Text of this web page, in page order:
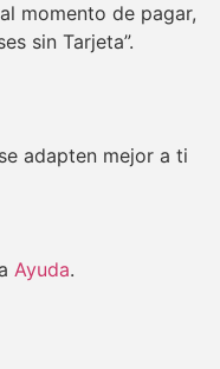
momento de pagar,
sin Tarjeta”.
adapten mejor a ti
Ayuda.